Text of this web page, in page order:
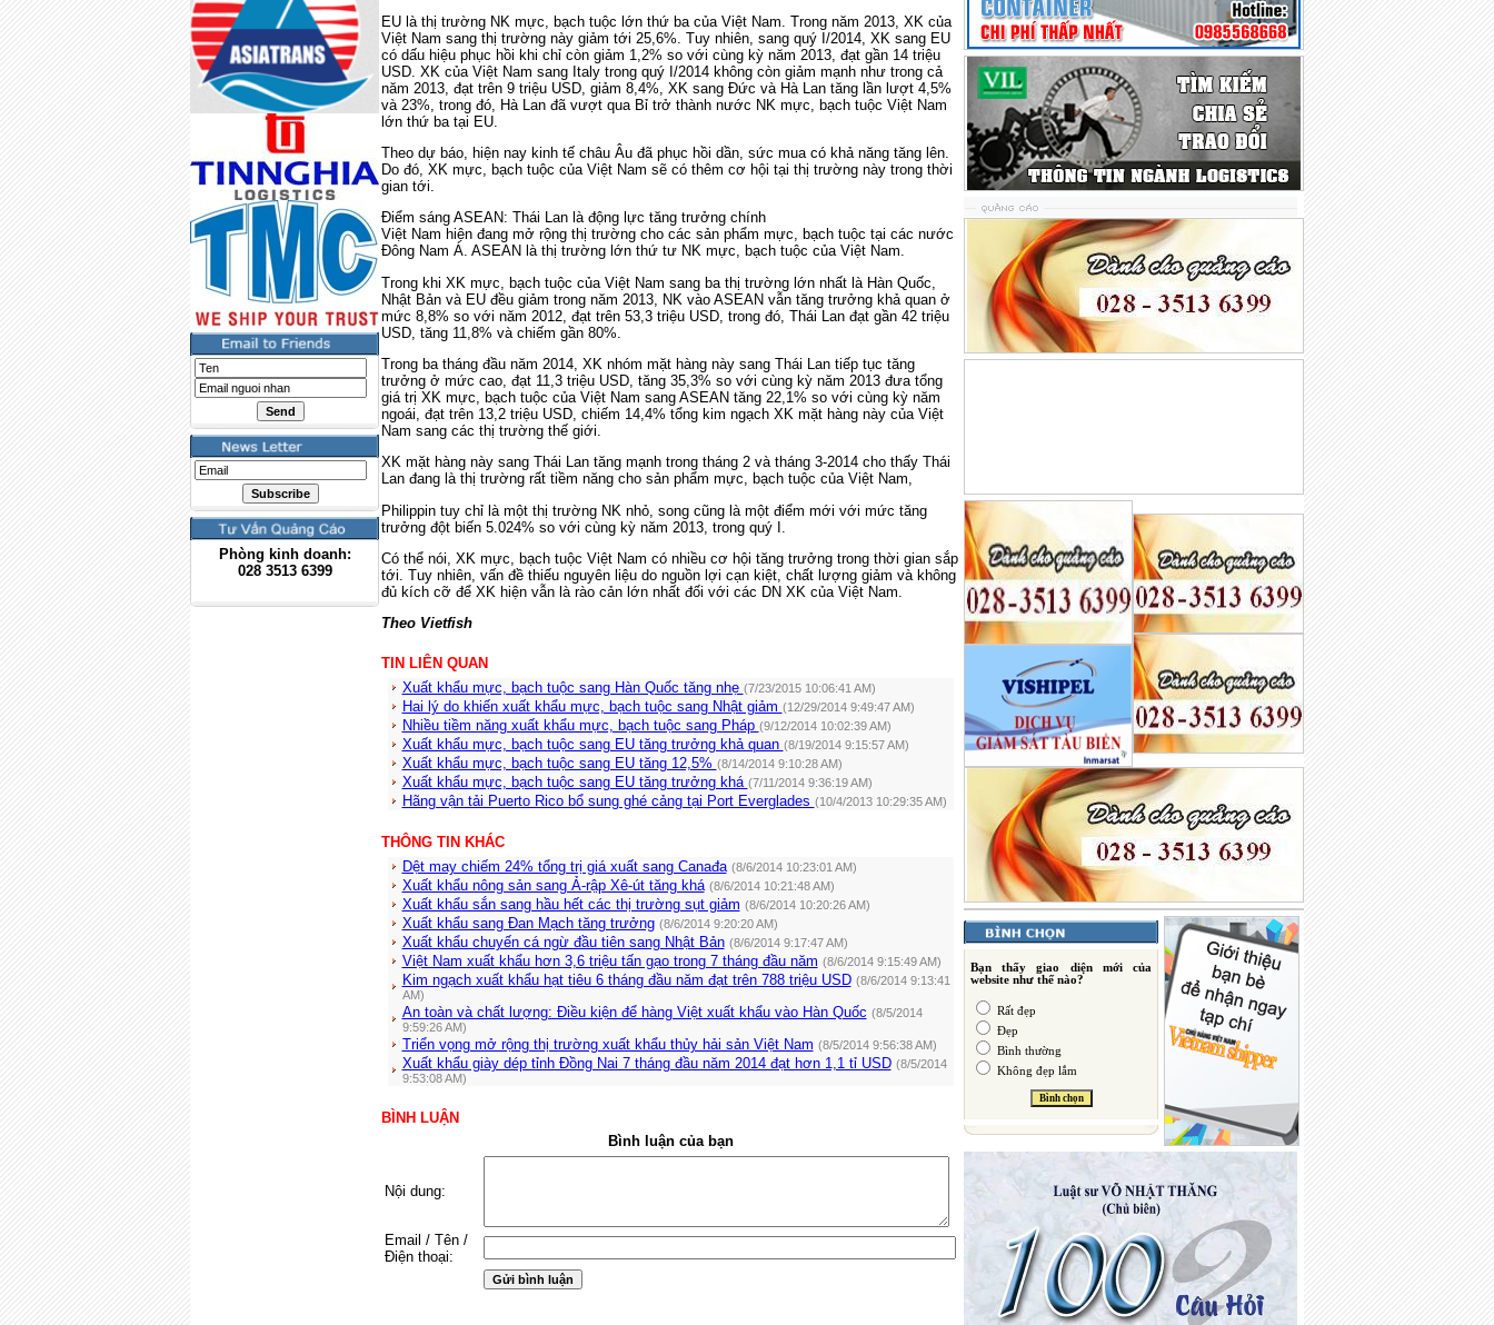
Phòng kinh doanh:
028 3513 6399
EU là thị trường NK mực, bạch tuộc lớn thứ ba của Việt Nam. Trong năm 2013, XK của
Việt Nam sang thị trường này giảm tới 25,6%. Tuy nhiên, sang quý I/2014, XK sang EU
có dấu hiệu phục hồi khi chỉ còn giảm 1,2% so với cùng kỳ năm 2013, đạt gần 14 triệu
USD. XK của Việt Nam sang Italy trong quý I/2014 không còn giảm mạnh như trong cả
năm 2013, đạt trên 9 triệu USD, giảm 8,4%, XK sang Đức và Hà Lan tăng lần lượt 4,5%
và 23%, trong đó, Hà Lan đã vượt qua Bỉ trở thành nước NK mực, bạch tuộc Việt Nam
lớn thứ ba tại EU.
Theo dự báo, hiện nay kinh tế châu Âu đã phục hồi dần, sức mua có khả năng tăng lên.
Do đó, XK mực, bạch tuộc của Việt Nam sẽ có thêm cơ hội tại thị trường này trong thời
gian tới.
Điểm sáng ASEAN: Thái Lan là động lực tăng trưởng chính
Việt Nam hiện đang mở rộng thị trường cho các sản phẩm mực, bạch tuộc tại các nước
Đông Nam Á. ASEAN là thị trường lớn thứ tư NK mực, bạch tuộc của Việt Nam.
Trong khi XK mực, bạch tuộc của Việt Nam sang ba thị trường lớn nhất là Hàn Quốc,
Nhật Bản và EU đều giảm trong năm 2013, NK vào ASEAN vẫn tăng trưởng khả quan ở
mức 8,8% so với năm 2012, đạt trên 53,3 triệu USD, trong đó, Thái Lan đạt gần 42 triệu
USD, tăng 11,8% và chiếm gần 80%.
Trong ba tháng đầu năm 2014, XK nhóm mặt hàng này sang Thái Lan tiếp tục tăng
trưởng ở mức cao, đạt 11,3 triệu USD, tăng 35,3% so với cùng kỳ năm 2013 đưa tổng
giá trị XK mực, bạch tuộc của Việt Nam sang ASEAN tăng 22,1% so với cùng kỳ năm
ngoái, đạt trên 13,2 triệu USD, chiếm 14,4% tổng kim ngạch XK mặt hàng này của Việt
Nam sang các thị trường thế giới.
XK mặt hàng này sang Thái Lan tăng mạnh trong tháng 2 và tháng 3-2014 cho thấy Thái
Lan đang là thị trường rất tiềm năng cho sản phẩm mực, bạch tuộc của Việt Nam,
Philippin tuy chỉ là một thị trường NK nhỏ, song cũng là một điểm mới với mức tăng
trưởng đột biến 5.024% so với cùng kỳ năm 2013, trong quý I.
Có thể nói, XK mực, bạch tuộc Việt Nam có nhiều cơ hội tăng trưởng trong thời gian sắp
tới. Tuy nhiên, vấn đề thiếu nguyên liệu do nguồn lợi cạn kiệt, chất lượng giảm và không
đủ kích cỡ để XK hiện vẫn là rào cản lớn nhất đối với các DN XK của Việt Nam.
Theo Vietfish
TIN LIÊN QUAN
Xuất khẩu mực, bạch tuộc sang Hàn Quốc tăng nhẹ (7/23/2015 10:06:41 AM)
Hai lý do khiến xuất khẩu mực, bạch tuộc sang Nhật giảm (12/29/2014 9:49:47 AM)
Nhiều tiềm năng xuất khẩu mực, bạch tuộc sang Pháp (9/12/2014 10:02:39 AM)
Xuất khẩu mực, bạch tuộc sang EU tăng trưởng khả quan (8/19/2014 9:15:57 AM)
Xuất khẩu mực, bạch tuộc sang EU tăng 12,5% (8/14/2014 9:10:28 AM)
Xuất khẩu mực, bạch tuộc sang EU tăng trưởng khá (7/11/2014 9:36:19 AM)
Hãng vận tải Puerto Rico bổ sung ghé cảng tại Port Everglades (10/4/2013 10:29:35 AM)
THÔNG TIN KHÁC
Dệt may chiếm 24% tổng trị giá xuất sang Canađa (8/6/2014 10:23:01 AM)
Xuất khẩu nông sản sang Ả-rập Xê-út tăng khá (8/6/2014 10:21:48 AM)
Xuất khẩu sắn sang hầu hết các thị trường sụt giảm (8/6/2014 10:20:26 AM)
Xuất khẩu sang Đan Mạch tăng trưởng (8/6/2014 9:20:20 AM)
Xuất khẩu chuyến cá ngừ đầu tiên sang Nhật Bản (8/6/2014 9:17:47 AM)
Việt Nam xuất khẩu hơn 3,6 triệu tấn gạo trong 7 tháng đầu năm (8/6/2014 9:15:49 AM)
Kim ngạch xuất khẩu hạt tiêu 6 tháng đầu năm đạt trên 788 triệu USD (8/6/2014 9:13:41
AM)
An toàn và chất lượng: Điều kiện để hàng Việt xuất khẩu vào Hàn Quốc (8/5/2014
9:59:26 AM)
Triển vọng mở rộng thị trường xuất khẩu thủy hải sản Việt Nam (8/5/2014 9:56:38 AM)
Xuất khẩu giày dép tỉnh Đồng Nai 7 tháng đầu năm 2014 đạt hơn 1,1 tỉ USD (8/5/2014
9:53:08 AM)
BÌNH LUẬN
Bình luận của bạn
Nội dung:
Email / Tên /
Điện thoại:
Bạn thấy giao diện mới của
website như thế nào?
Rất đẹp
Đẹp
Bình thường
Không đẹp lắm